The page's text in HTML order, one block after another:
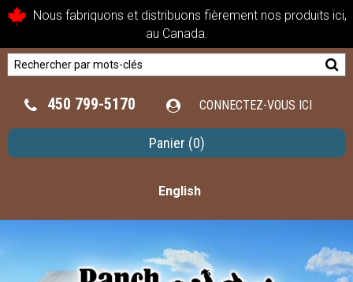
Nous fabriquons et distribuons fièrement nos produits ici,
au Canada.
450 799-5170 CONNECTEZ-VOUS ICI
Panier (0)
English